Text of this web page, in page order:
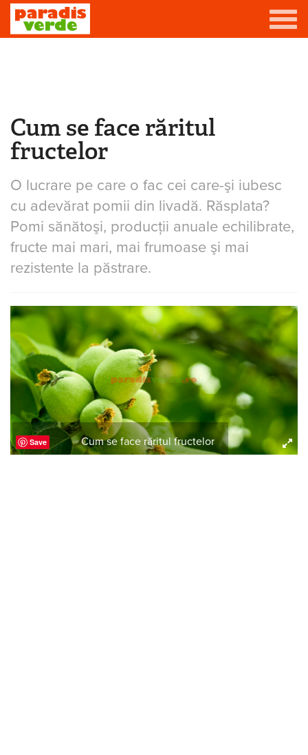
Viță-de-vie
Casă
Producători de vin
Promovează afacerea ta
Eşti aici
Cum se face răritul
fructelor
O lucrare pe care o fac cei care-şi iubesc
cu adevărat pomii din livadă. Răsplata?
Pomi sănătoşi, producţii anuale echilibrate,
fructe mai mari, mai frumoase şi mai
rezistente la păstrare.
Save Cum se face răritul fructelor